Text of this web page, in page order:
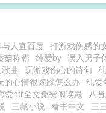
人宜百度 打游戏伤感的
菇称霸 纯爱by 误入男子
曲 玩游戏伤心的诗句
的心情很烦躁怎么办 纯爱
爱ntr全文免费阅读最 八
三藏小说 看书中文 三